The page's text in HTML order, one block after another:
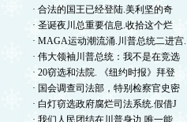
· 合法的国王已经登陆.美利坚的奇
· 圣诞夜川总重要信息.收拾这个烂
· MAGA运动潮流涌.川普总统二进宫.
· 伟大领袖川普总统：我不是在竞选
· 20窃选和法院. 《纽约时报》拜登
· 国会调查司法部，特别检察官史密
· 白灯窃选政府腐烂司法系统.假借J
· 我们人民团结在川普身边.唯一能